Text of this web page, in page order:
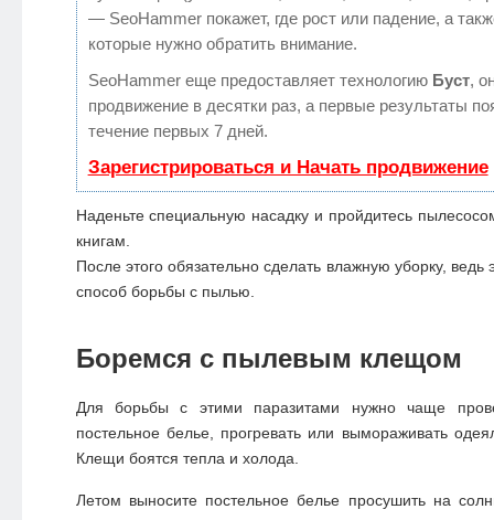
— SeoHammer покажет, где рост или падение, а
которые нужно обратить внимание.
SeoHammer еще предоставляет технологию Буст,
продвижение в десятки раз, а первые результаты
течение первых 7 дней.
Зарегистрироваться и Начать продвижение
Наденьте специальную насадку и пройдитесь
книгам.
После этого обязательно сделать влажную уборку, ведь
способборьбы с пылью.
Боремся с пылевым клещом
Для борьбы с этими паразитами нужно чаще
постельное белье, прогревать или вымораживать
Клещи боятся тепла и холода.
Летом выносите постельное белье просушить на